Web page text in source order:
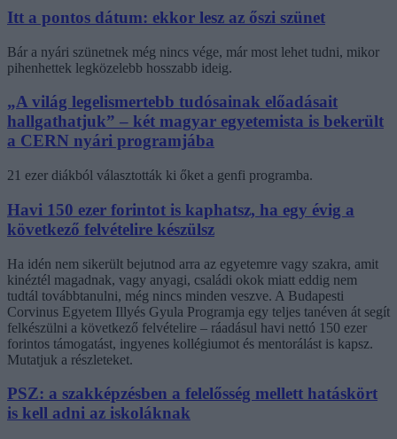
Itt a pontos dátum: ekkor lesz az őszi szünet
Bár a nyári szünetnek még nincs vége, már most lehet tudni, mikor
pihenhettek legközelebb hosszabb ideig.
„A világ legelismertebb tudósainak előadásait
hallgathatjuk” – két magyar egyetemista is bekerült
a CERN nyári programjába
21 ezer diákból választották ki őket a genfi programba.
Havi 150 ezer forintot is kaphatsz, ha egy évig a
következő felvételire készülsz
Ha idén nem sikerült bejutnod arra az egyetemre vagy szakra, amit
kinéztél magadnak, vagy anyagi, családi okok miatt eddig nem
tudtál továbbtanulni, még nincs minden veszve. A Budapesti
Corvinus Egyetem Illyés Gyula Programja egy teljes tanéven át segít
felkészülni a következő felvételire – ráadásul havi nettó 150 ezer
forintos támogatást, ingyenes kollégiumot és mentorálást is kapsz.
Mutatjuk a részleteket.
PSZ: a szakképzésben a felelősség mellett hatáskört
is kell adni az iskoláknak